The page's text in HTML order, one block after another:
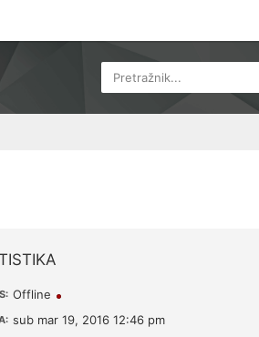
Pretražnik...
Offline
sub mar 19, 2016 12:46 pm